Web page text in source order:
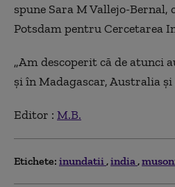
spune Sara M Vallejo-
Potsdam pentru Cercetarea
„Am descoperit că de atunci
și în Madagascar, Australia și
Editor : M.B.
Etichete: inundatii india